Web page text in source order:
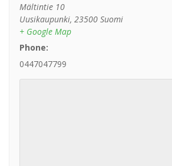
Mältintie 10
Uusikaupunki, 23500 Suomi
+ Google Map
Phone:
0447047799